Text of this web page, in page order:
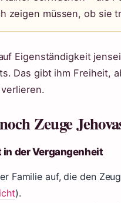
zeigen müssen, ob sie
Eigenständigkeit
Das gibt ihm Freiheit,
Zeuge
der Vergangenheit
Familie auf, die den
).